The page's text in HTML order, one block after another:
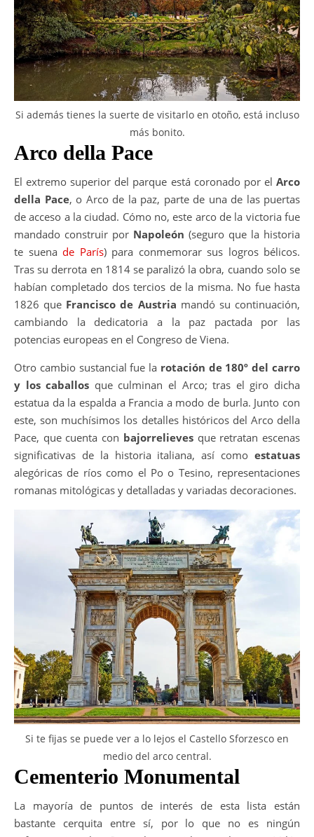
Si además tienes la suerte de visitarlo en otoño, está incluso
más bonito.
Arco della Pace
El extremo superior del parque está coronado por el Arco
della Pace, o Arco de la paz, parte de una de las puertas
de acceso a la ciudad. Cómo no, este arco de la victoria fue
mandado construir por Napoleón (seguro que la historia
te suena de París) para conmemorar sus logros bélicos.
Tras su derrota en 1814 se paralizó la obra, cuando solo se
habían completado dos tercios de la misma. No fue hasta
1826 que Francisco de Austria mandó su continuación,
cambiando la dedicatoria a la paz pactada por las
potencias europeas en el Congreso de Viena.
Otro cambio sustancial fue la rotación de 180º del carro
y los caballos que culminan el Arco; tras el giro dicha
estatua da la espalda a Francia a modo de burla. Junto con
este, son muchísimos los detalles históricos del Arco della
Pace, que cuenta con bajorrelievesque retratan escenas
significativas de la historia italiana, así como estatuas
alegóricas de ríos como el Po o Tesino, representaciones
romanas mitológicas y detalladas y variadas decoraciones.
Si te fijas se puede ver a lo lejos el Castello Sforzesco en
medio del arco central.
Cementerio Monumental
La mayoría de puntos de interés de esta lista están
bastante cerquita entre sí, por lo que no es ningún